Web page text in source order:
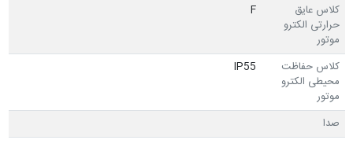
کلاس عایق
حرارتی الکترو
موتور
F
کلاس حفاظت
محیطی الکترو
موتور
IP55
صدا